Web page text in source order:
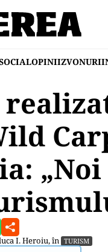
OPINIIZVONURI
I. Heroiu, în TURISM